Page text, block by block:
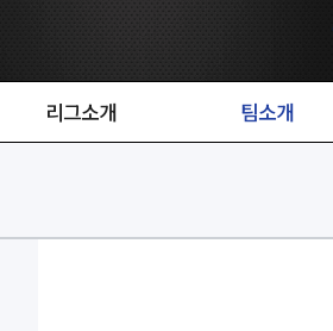
리그소개 팀소개